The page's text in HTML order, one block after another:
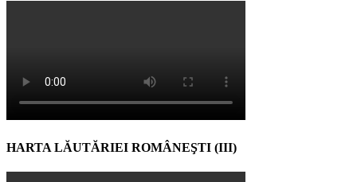
HARTA LĂUTĂRIEI ROMÂNEŞTI (III)